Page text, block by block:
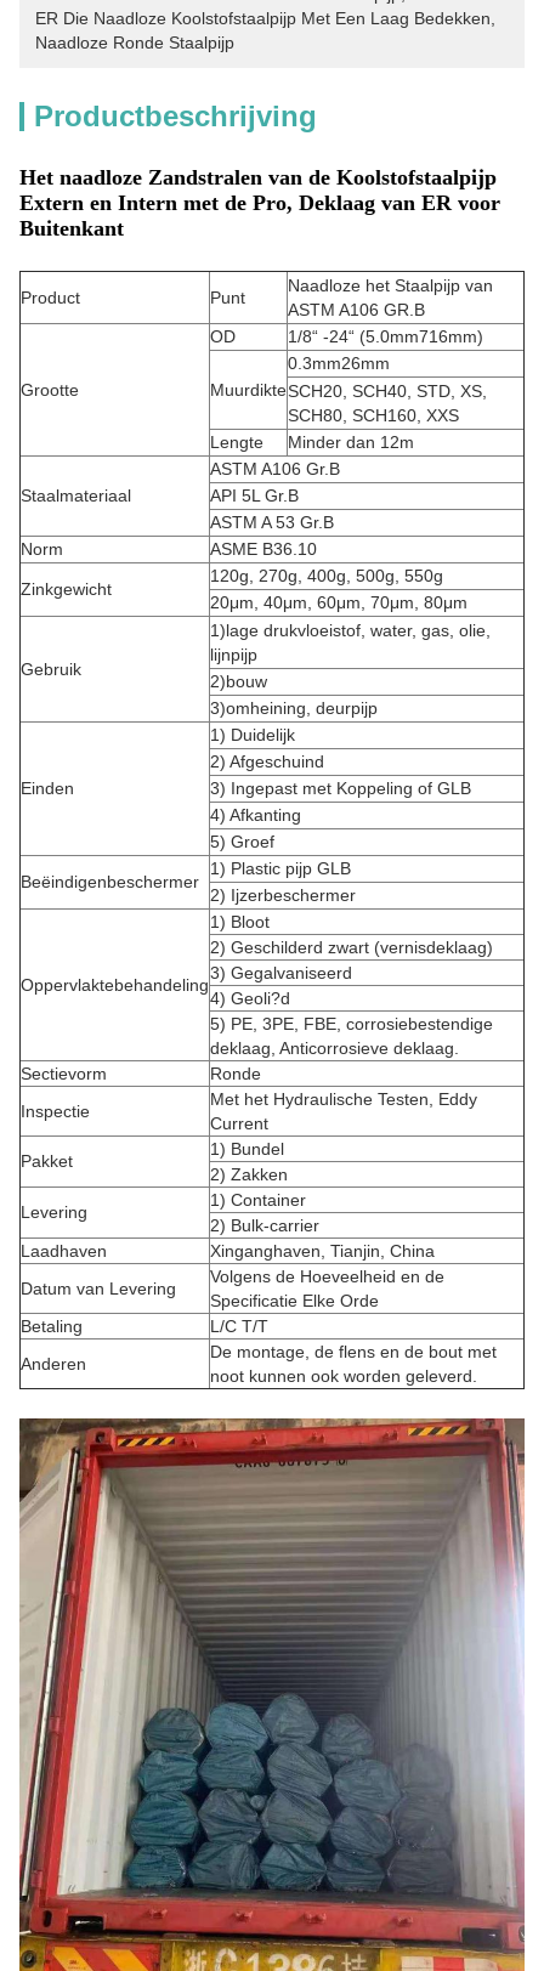
ER Die Naadloze Koolstofstaalpijp Met Een Laag Bedekken
Naadloze Ronde Staalpijp
Productbeschrijving
Het naadloze Zandstralen van de Koolstofstaalpijp
Extern en Intern met de Pro, Deklaag van ER voor
Buitenkant
Product Punt
Naadloze het Staalpijp van
ASTM A106 GR.B
Grootte
OD 1/8“ -24“ (5.0mm716mm)
Muurdikte
0.3mm26mm
SCH20, SCH40, STD, XS,
SCH80, SCH160, XXS
Lengte
Minder dan 12m
Staalmateriaal
ASTM A106 Gr.B
API 5L Gr.B
ASTM A 53 Gr.B
Norm
ASME B36.10
Zinkgewicht
120g, 270g, 400g, 500g, 550g
20μm, 40μm, 60μm, 70μm, 80μm
Gebruik
1)lage drukvloeistof, water, gas, olie,
lijnpijp
2)bouw
3)omheining, deurpijp
Einden
1) Duidelijk
2) Afgeschuind
3) Ingepast met Koppeling of GLB
4) Afkanting
5) Groef
Beëindigenbeschermer
1) Plastic pijp GLB
2) Ijzerbeschermer
Oppervlaktebehandeling
1) Bloot
2) Geschilderd zwart (vernisdeklaag)
3) Gegalvaniseerd
4) Geoli?d
5) PE, 3PE, FBE, corrosiebestendige
deklaag, Anticorrosieve deklaag.
Sectievorm
Ronde
Inspectie
Met het Hydraulische Testen, Eddy
Current
Pakket
1) Bundel
2) Zakken
Levering
1) Container
2) Bulk-carrier
Laadhaven
Xinganghaven, Tianjin, China
Datum van Levering
Volgens de Hoeveelheid en de
Specificatie Elke Orde
Betaling
L/C T/T
Anderen
De montage, de flens en de bout met
noot kunnen ook worden geleverd.